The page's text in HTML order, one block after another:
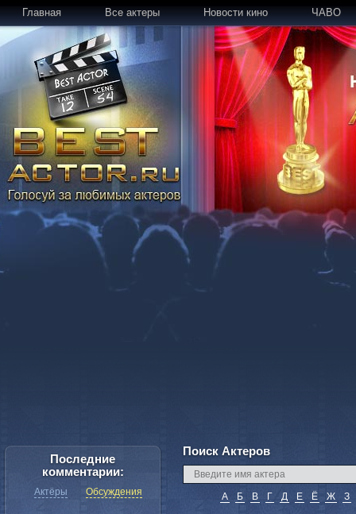
Главная Все актеры Новости кино ЧАВО
Поиск Актеров
А Б В Г Д Е Ё Ж З
Последние
комментарии:
Актёры Обсуждения